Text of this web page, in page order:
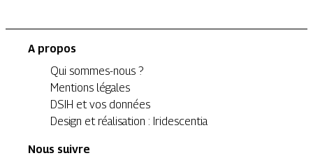
A propos
Qui sommes-nous ?
Mentions légales
DSIH et vos données
Design et réalisation : Iridescentia
Nous suivre